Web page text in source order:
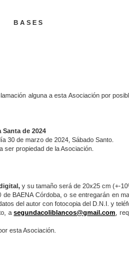
B A S E S
alguna a esta Asociación por
Santa de 2024
30 de marzo de 2024, Sábado Santo.
ser propiedad de la Asociación.
y su tamaño será de 20x25 cm (+-
BAENA Córdoba, o se entregarán en
del autor con fotocopia del D.N.I. y
asegundacoliblancos@gmail.com ,
esta Asociación.